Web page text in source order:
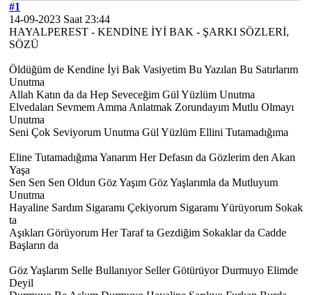
#1
14-09-2023 Saat 23:44
HAYALPEREST - KENDİNE İYİ BAK - ŞARKI SÖZLERİ,
SÖZÜ
Öldüğüm de Kendine İyi Bak Vasiyetim Bu Yazılan Bu Satırlarım
Unutma
Allah Katın da da Hep Seveceğim Gül Yüzlüm Unutma
Elvedaları Sevmem Amma Anlatmak Zorundayım Mutlu Olmayı
Unutma
Seni Çok Seviyorum Unutma Gül Yüzlüm Ellini Tutamadığıma
Eline Tutamadığıma Yanarım Her Defasın da Gözlerim den Akan
Yaşa
Sen Sen Sen Oldun Göz Yaşım Göz Yaşlarımla da Mutluyum
Unutma
Hayaline Sardım Sigaramı Çekiyorum Sigaramı Yürüyorum Sokak
ta
Aşıkları Görüyorum Her Taraf ta Gezdiğim Sokaklar da Cadde
Başların da
Göz Yaşlarım Selle Bullanıyor Seller Götürüyor Durmuyo Elimde
Deyil